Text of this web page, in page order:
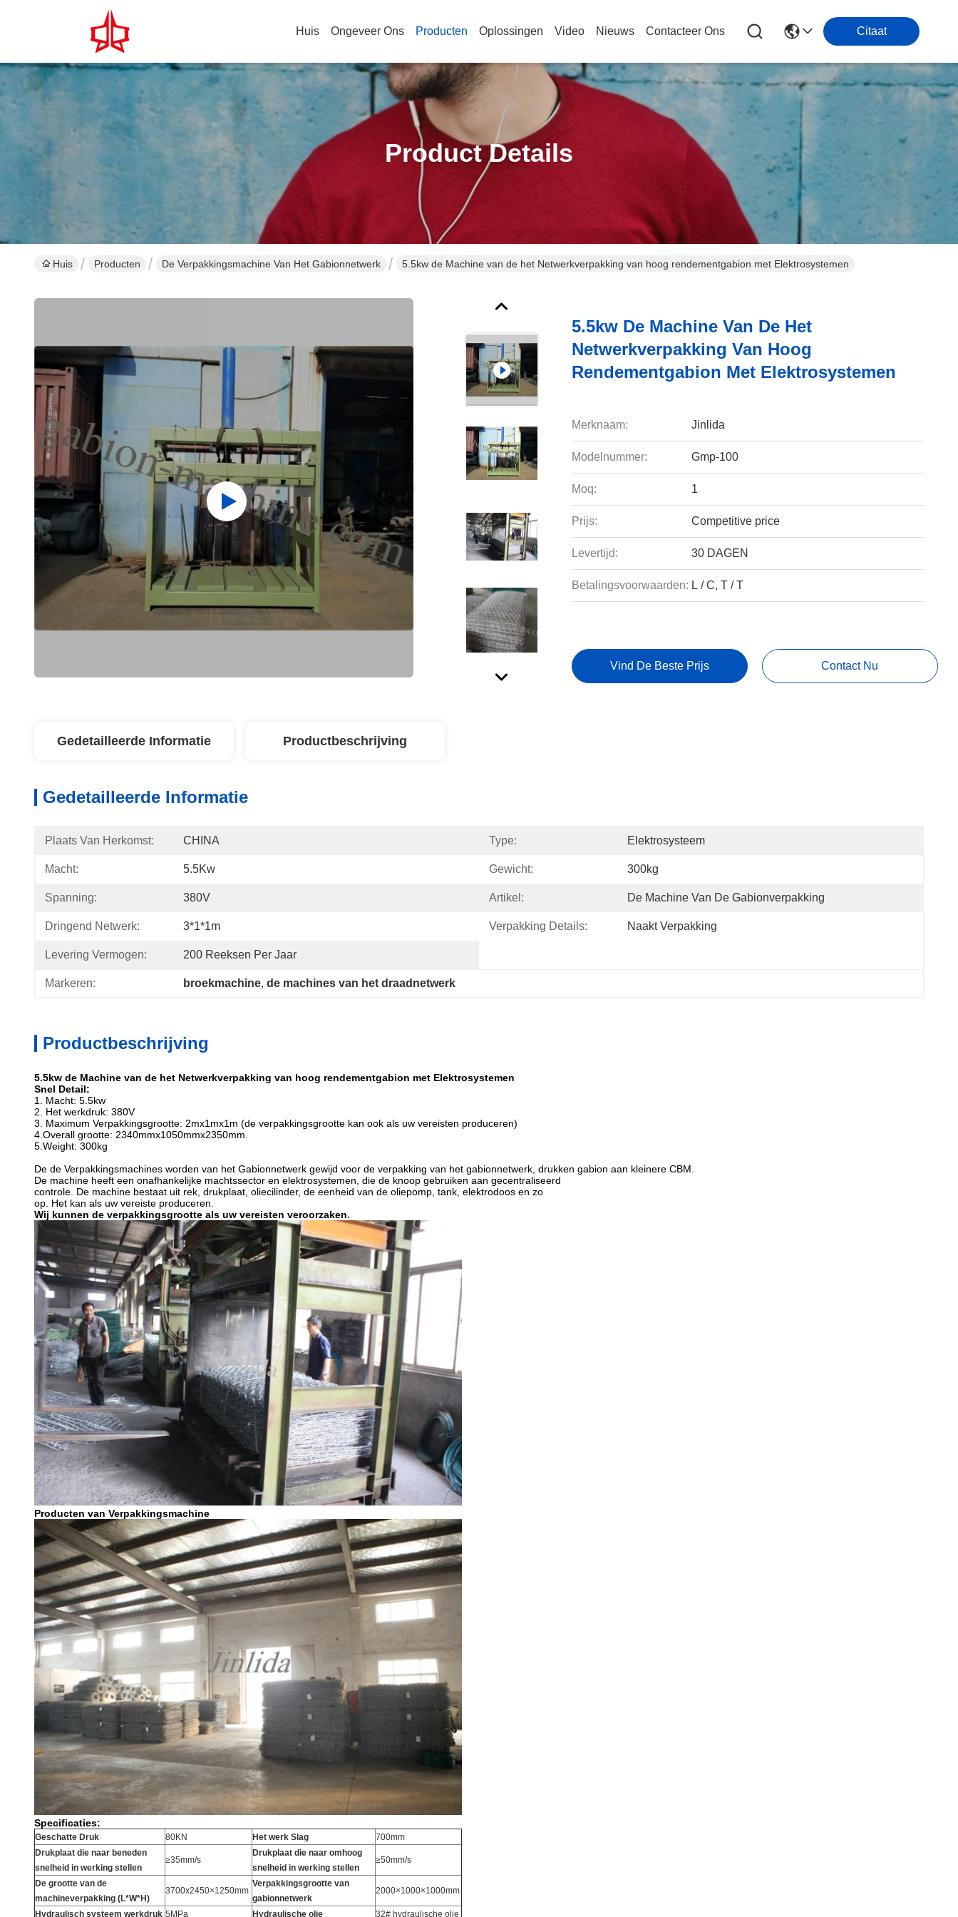
Huis Ongeveer Ons Producten Oplossingen Video Nieuws Contacteer Ons Citaat
Product Details
Huis Producten De Verpakkingsmachine Van Het Gabionnetwerk 5.5kw de Machine van de het Netwerkverpakking van hoog rendementgabion met Elektrosystemen
5.5kw De Machine Van De Het
Netwerkverpakking Van Hoog
Rendementgabion Met Elektrosystemen
Merknaam: Jinlida
Modelnummer: Gmp-100
Moq: 1
Prijs: Competitive price
Levertijd: 30 DAGEN
Betalingsvoorwaarden: L / C, T / T
Vind De Beste Prijs Contact Nu
Gedetailleerde Informatie Productbeschrijving
Gedetailleerde Informatie
Plaats Van Herkomst: CHINA Type: Elektrosysteem
Macht: 5.5Kw Gewicht: 300kg
Spanning: 380V Artikel: De Machine Van De Gabionverpakking
Dringend Netwerk: 3*1*1m Verpakking Details: Naakt Verpakking
Levering Vermogen: 200 Reeksen Per Jaar
Markeren: broekmachine, de machines van het draadnetwerk
Productbeschrijving
5.5kw de Machine van de het Netwerkverpakking van hoog rendementgabion met Elektrosystemen
Snel Detail:
1. Macht: 5.5kw
2. Het werkdruk: 380V
3. Maximum Verpakkingsgrootte: 2mx1mx1m (de verpakkingsgrootte kan ook als uw vereisten produceren)
4.Overall grootte: 2340mmx1050mmx2350mm.
5.Weight: 300kg
De de Verpakkingsmachines worden van het Gabionnetwerk gewijd voor de verpakking van het gabionnetwerk, drukken gabion aan kleinere CBM.
De machine heeft een onafhankelijke machtssector en elektrosystemen, die de knoop gebruiken aan gecentraliseerd
controle. De machine bestaat uit rek, drukplaat, oliecilinder, de eenheid van de oliepomp, tank, elektrodoos en zo
op. Het kan als uw vereiste produceren.
Wij kunnen de verpakkingsgrootte als uw vereisten veroorzaken.
Producten van Verpakkingsmachine
Specificaties:
Geschatte Druk 80KN Het werk Slag
700mm
Drukplaat die naar beneden
snelheid in werking stellen
≥35mm/s
Drukplaat die naar omhoog
snelheid in werking stellen
≥50mm/s
De grootte van de
machineverpakking (L*W*H)
3700x2450×1250mm
Verpakkingsgrootte van
gabionnetwerk
2000×1000×1000mm
Hydraulisch systeem werkdruk 5MPa Hydraulische olie 32# hydraulische olie